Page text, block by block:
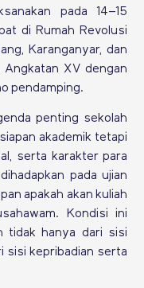
pada 14–15
di Rumah Revolusi
Karanganyar, dan
XV dengan
pendamping.
penting sekolah
akademik tetapi
serta karakter para
pada ujian
apakah akan kuliah
Kondisi ini
tidak hanya dari sisi
sisi kepribadian serta